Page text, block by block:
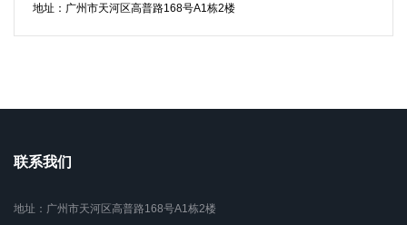
地址：广州市天河区高普路168号A1栋2楼
联系我们
地址：广州市天河区高普路168号A1栋2楼